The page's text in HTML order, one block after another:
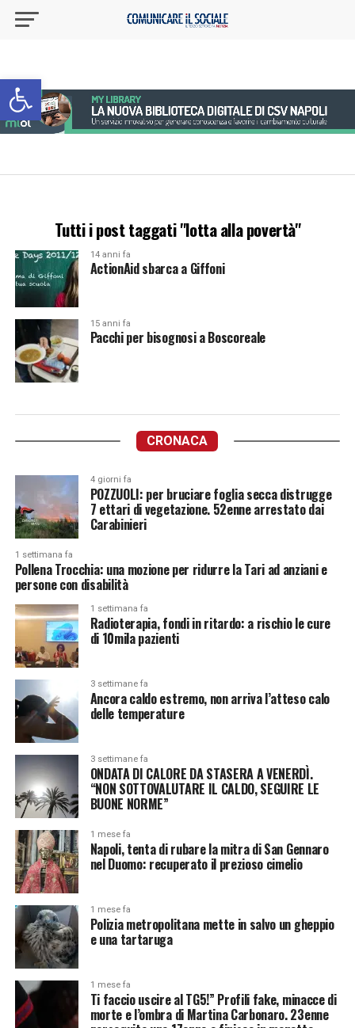
Apri la barra degli strumenti
Tutti i post taggati "lotta alla povertà"
14 anni fa
ActionAid sbarca a Giffoni
15 anni fa
Pacchi per bisognosi a Boscoreale
CRONACA
4 giorni fa
POZZUOLI: per bruciare foglia secca distrugge
7 ettari di vegetazione. 52enne arrestato dai
Carabinieri
1 settimana fa
Pollena Trocchia: una mozione per ridurre la Tari ad anziani e
persone con disabilità
1 settimana fa
Radioterapia, fondi in ritardo: a rischio le cure
di 10mila pazienti
3 settimane fa
Ancora caldo estremo, non arriva l’atteso calo
delle temperature
3 settimane fa
ONDATA DI CALORE DA STASERA A VENERDÌ.
“NON SOTTOVALUTARE IL CALDO, SEGUIRE LE
BUONE NORME”
1 mese fa
Napoli, tenta di rubare la mitra di San Gennaro
nel Duomo: recuperato il prezioso cimelio
1 mese fa
Polizia metropolitana mette in salvo un gheppio
e una tartaruga
1 mese fa
Ti faccio uscire al TG5!” Profili fake, minacce di
morte e l’ombra di Martina Carbonaro. 23enne